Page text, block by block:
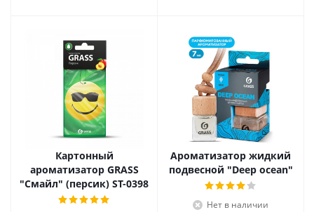
Картонный
ароматизатор GRASS
"Смайл" (персик) ST-0398
Ароматизатор жидкий
подвесной "Deep ocean"
Нет в наличии